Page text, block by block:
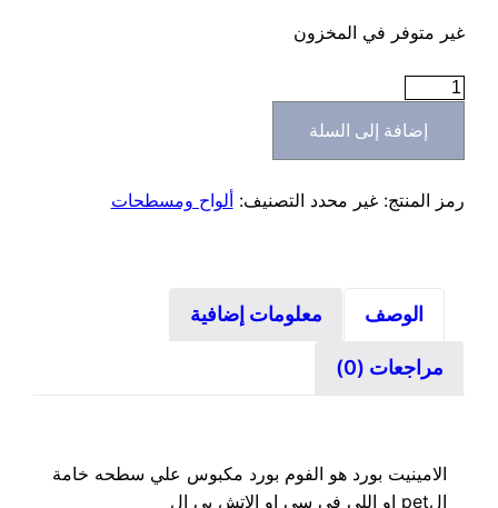
غير متوفر في المخزون
كمية
المياه
إضافة إلى السلة
رمز المنتج:غير محدد التصنيف: ألواح ومسطحات
الوصف معلومات إضافية
مراجعات (0)
الامينيت بورد هو الفوم بورد مكبوس علي سطحه خامة
الpet او اللي في سي او الإتش بي إل